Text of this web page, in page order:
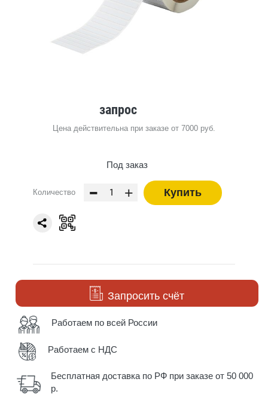
запрос
Цена действительна при заказе от 7000 руб.
Под заказ
Количество - + Купить
Запросить счёт
Работаем по всей России
Работаем с НДС
Бесплатная доставка по РФ при заказе от 50 000
р.